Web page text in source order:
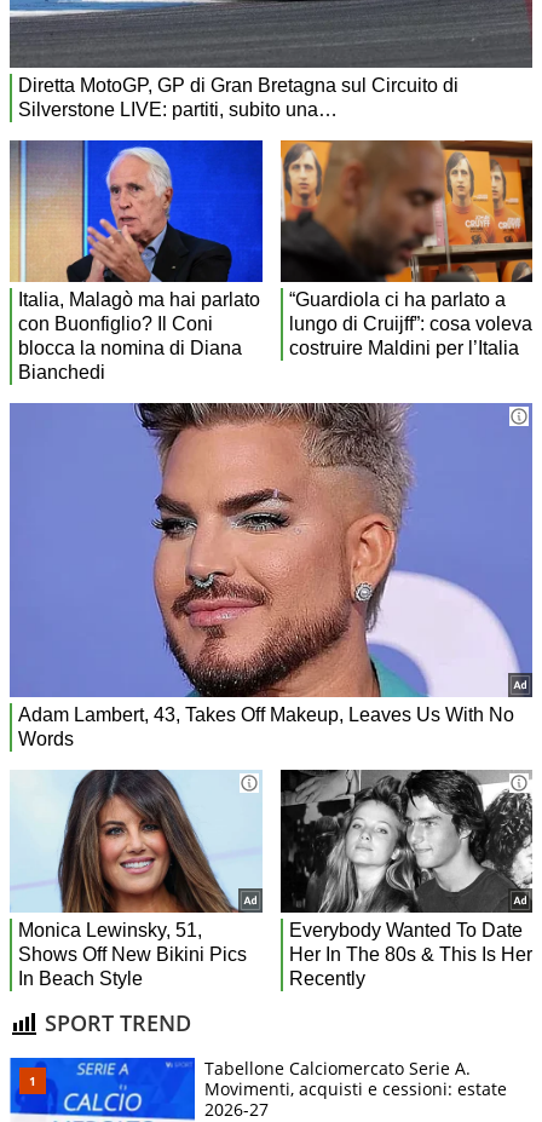
SPORT TREND
Tabellone Calciomercato Serie A.
Movimenti, acquisti e cessioni: estate
2026-27